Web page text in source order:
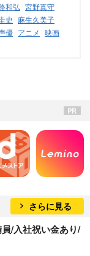
和弘 宮野真守
史
麻生久美子
優 アニメ 映画
さらに見る
/入社祝い金あり/